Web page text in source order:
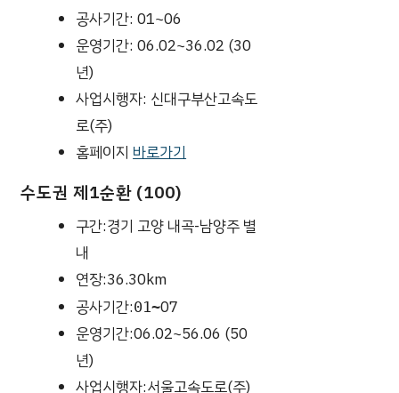
공사기간: 01~06
운영기간: 06.02~36.02 (30
년)
사업시행자: 신대구부산고속도
로(주)
홈페이지 바로가기
수도권 제1순환 (100)
구간:경기 고양 내곡-남양주 별
내
연장:36.30km
공사기간:01~07
운영기간:06.02~56.06 (50
년)
사업시행자:서울고속도로(주)